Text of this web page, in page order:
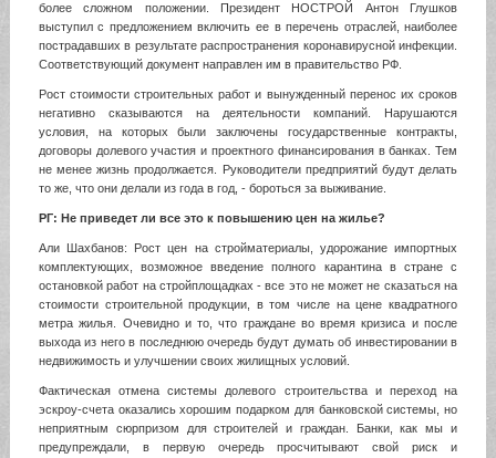
более сложном положении. Президент НОСТРОЙ Антон Глушков
выступил с предложением включить ее в перечень отраслей, наиболее
пострадавших в результате распространения коронавирусной инфекции.
Соответствующий документ направлен им в правительство РФ.
Рост стоимости строительных работ и вынужденный перенос их сроков
негативно сказываются на деятельности компаний. Нарушаются
условия, на которых были заключены государственные контракты,
договоры долевого участия и проектного финансирования в банках. Тем
не менее жизнь продолжается. Руководители предприятий будут делать
то же, что они делали из года в год, - бороться за выживание.
РГ: Не приведет ли все это к повышению цен на жилье?
Али Шахбанов: Рост цен на стройматериалы, удорожание импортных
комплектующих, возможное введение полного карантина в стране с
остановкой работ на стройплощадках - все это не может не сказаться на
стоимости строительной продукции, в том числе на цене квадратного
метра жилья. Очевидно и то, что граждане во время кризиса и после
выхода из него в последнюю очередь будут думать об инвестировании в
недвижимость и улучшении своих жилищных условий.
Фактическая отмена системы долевого строительства и переход на
эскроу-счета оказались хорошим подарком для банковской системы, но
неприятным сюрпризом для строителей и граждан. Банки, как мы и
предупреждали, в первую очередь просчитывают свой риск и